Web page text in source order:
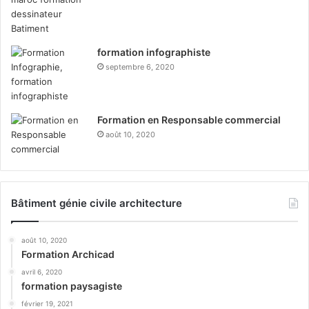
formation infographiste
septembre 6, 2020
Formation en Responsable commercial
août 10, 2020
Bâtiment génie civile architecture
août 10, 2020
Formation Archicad
avril 6, 2020
formation paysagiste
février 19, 2021